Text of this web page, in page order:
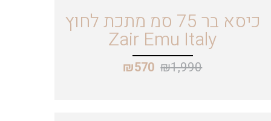
כיסא בר 75 סמ מתכת לחוץ
Zair Emu Italy
₪1,990
₪570